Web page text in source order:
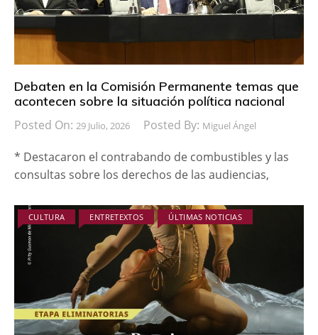
Debaten en la Comisión Permanente temas que
acontecen sobre la situación política nacional
Posted On: 29 Julio, 2026 Posted By: Miguel Ángel
* Destacaron el contrabando de combustibles y las
consultas sobre los derechos de las audiencias,
CULTURA ENTRETEXTOS ÚLTIMAS NOTICIAS